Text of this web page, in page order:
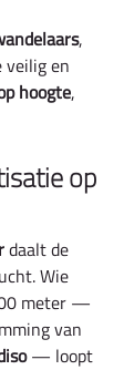
,
en
hoogte,
op
daalt de
Wie
meter —
van
— loopt